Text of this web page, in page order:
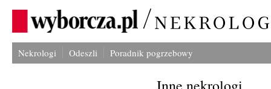
Nekrologi Odeszli Poradnik pogrzebowy